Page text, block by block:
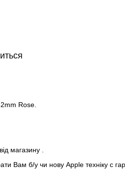
Rose.
магазину .
Вам б/у чи нову Apple техніку с